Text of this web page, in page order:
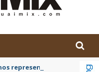
representam o Brasil no